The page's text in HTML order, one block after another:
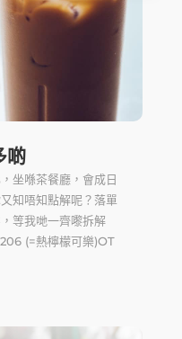
啲
坐喺茶餐廳，會成日
知唔知點解呢？落單
等我哋一齊嚟拆解
(=熱檸檬可樂)OT